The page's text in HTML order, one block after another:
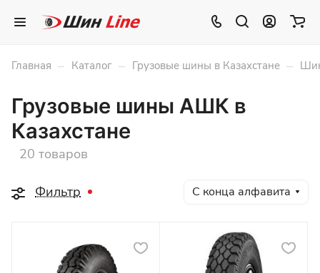
Главная – Каталог – Грузовые шины в Казахстане –
Грузовые шины АШК в
Казахстане
20 товаров
Фильтр С конца алфавита